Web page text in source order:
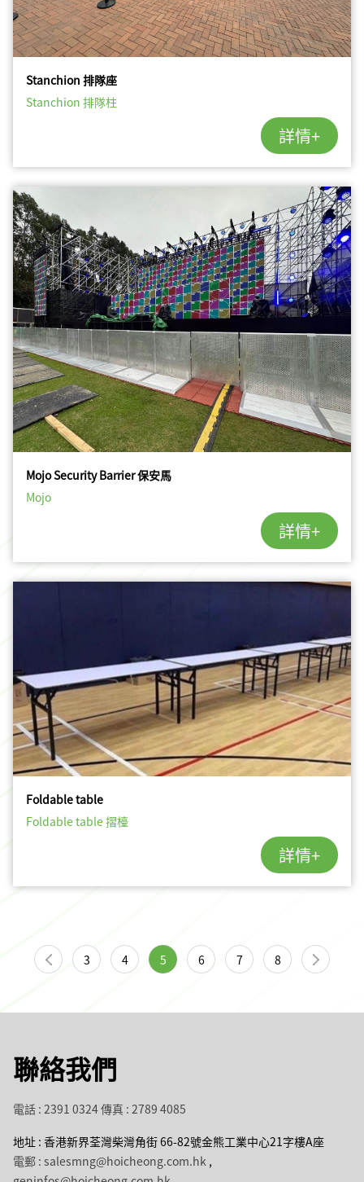
Stanchion 排隊座
Stanchion 排隊柱
詳情+
Mojo Security Barrier 保安馬
Mojo
詳情+
Foldable table
Foldable table 摺檯
詳情+
3 4 5 6 7 8
聯絡我們
電話 : 2391 0324傳真 : 2789 4085
地址 : 香港新界荃灣柴灣角街 66-82號金熊工業中心21字樓A座
電郵 : salesmng@hoicheong.com.hk ,